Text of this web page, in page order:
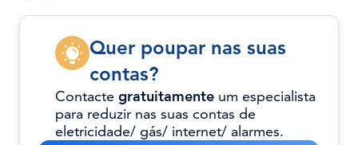
Quer poupar nas suas
contas?
Contacte gratuitamente um especialista
para reduzir nas suas contas de
eletricidade/ gás/ internet/ alarmes.